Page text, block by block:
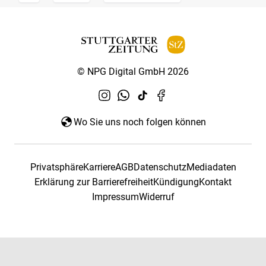
© NPG Digital GmbH 2026
Wo Sie uns noch folgen können
PrivatsphäreKarriereAGBDatenschutzMediadaten
Erklärung zur BarrierefreiheitKündigungKontakt
ImpressumWiderruf